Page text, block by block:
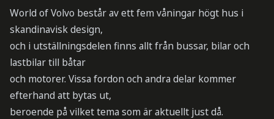
World of Volvo består av ett fem våningar högt hus i
skandinavisk design,
och i utställningsdelen finns allt från bussar, bilar och
lastbilar till båtar
och motorer. Vissa fordon och andra delar kommer
efterhand att bytas ut,
beroende på vilket tema som är aktuellt just då.